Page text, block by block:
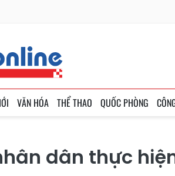
VĂN HÓA THỂ THAO QUỐC PHÒNG
dân thực